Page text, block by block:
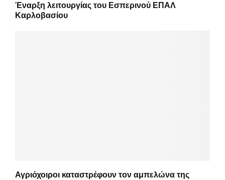
Έναρξη λειτουργίας του Εσπερινού ΕΠΑΛ
Καρλοβασίου
Αγριόχοιροι καταστρέφουν τον αμπελώνα της